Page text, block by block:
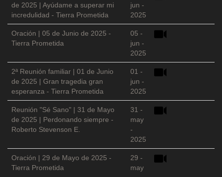
de 2025 | Ayúdame a superar mi
incredulidad - Tierra Prometida
jun -
2025
Oración | 05 de Junio de 2025 -
Tierra Prometida
05 -
jun -
2025
2ª Reunión familiar | 01 de Junio
de 2025 | Gran tragedia gran
esperanza - Tierra Prometida
01 -
jun -
2025
Reunión "Sé Sano" | 31 de Mayo
de 2025 | Perdonando siempre -
Roberto Stevenson E.
31 -
may
-
2025
Oración | 29 de Mayo de 2025 -
Tierra Prometida
29 -
may